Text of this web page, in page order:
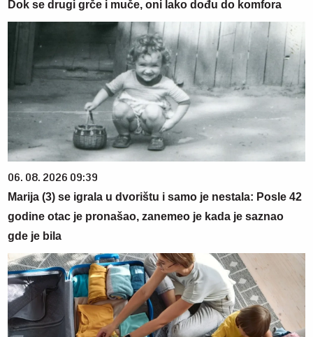
Dok se drugi grče i muče, oni lako dođu do komfora
06. 08. 2026 09:39
Marija (3) se igrala u dvorištu i samo je nestala: Posle 42
godine otac je pronašao, zanemeo je kada je saznao
gde je bila